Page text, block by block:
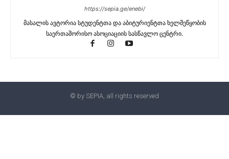
https://sepia.ge/enebi/
მასალის ავტორია სტუდენტთა და აბიტურიენტთა ხელშეწყობის
საერთაშორისო ასოციაციის სასწავლო ცენტრი.
© by SEPIA, all rights reserved